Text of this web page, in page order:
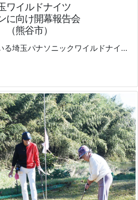
ワイルドナイツ
に向け開幕報告会
（熊谷市）
熊谷を本拠地としている埼玉パナソニックワイルドナイツは11月30日、